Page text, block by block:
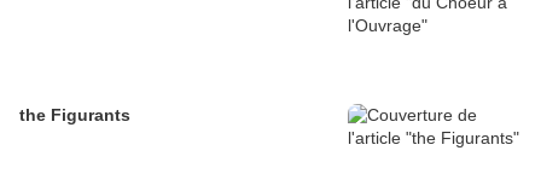
the Figurants